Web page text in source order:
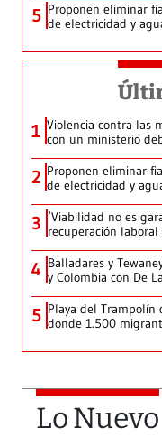
5 Proponen eliminar
de electricidad y
1 Violencia contra las
con un ministerio
2 Proponen eliminar
de electricidad y
3 ‘Viabilidad no es
recuperación
4 Balladares y
y Colombia con De
5 Playa del Trampolín
donde 1.500
Lo Nuevo